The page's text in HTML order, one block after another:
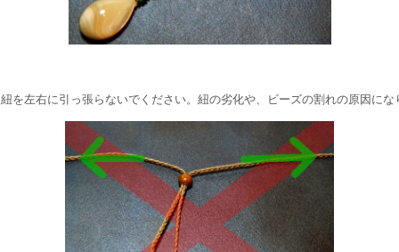
左右に引っ張らないでください。紐の劣化や、ビーズの割れの原因にな